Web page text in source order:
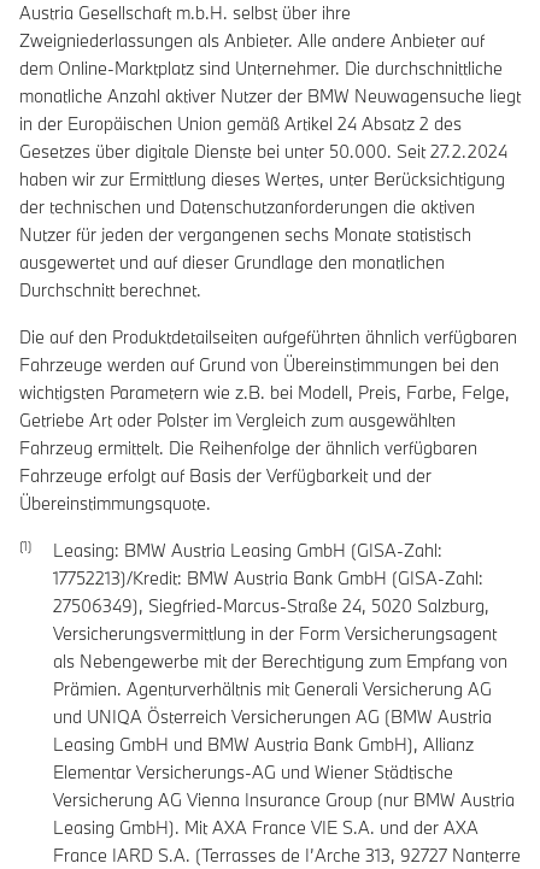
Austria Gesellschaft m.b.H. selbst über ihre
Zweigniederlassungen als Anbieter. Alle andere Anbieter auf
dem Online-Marktplatz sind Unternehmer. Die durchschnittliche
monatliche Anzahl aktiver Nutzer der BMW Neuwagensuche liegt
in der Europäischen Union gemäß Artikel 24 Absatz 2 des
Gesetzes über digitale Dienste bei unter 50.000. Seit 27.2.2024
haben wir zur Ermittlung dieses Wertes, unter Berücksichtigung
der technischen und Datenschutzanforderungen die aktiven
Nutzer für jeden der vergangenen sechs Monate statistisch
ausgewertet und auf dieser Grundlage den monatlichen
Durchschnitt berechnet.
Die auf den Produktdetailseiten aufgeführten ähnlich verfügbaren
Fahrzeuge werden auf Grund von Übereinstimmungen bei den
wichtigsten Parametern wie z.B. bei Modell, Preis, Farbe, Felge,
Getriebe Art oder Polster im Vergleich zum ausgewählten
Fahrzeug ermittelt. Die Reihenfolge der ähnlich verfügbaren
Fahrzeuge erfolgt auf Basis der Verfügbarkeit und der
Übereinstimmungsquote.
Leasing: BMW Austria Leasing GmbH (GISA-Zahl:
17752213)/Kredit: BMW Austria Bank GmbH (GISA-Zahl:
27506349), Siegfried-Marcus-Straße 24, 5020 Salzburg,
Versicherungsvermittlung in der Form Versicherungsagent
als Nebengewerbe mit der Berechtigung zum Empfang von
Prämien. Agenturverhältnis mit Generali Versicherung AG
und UNIQA Österreich Versicherungen AG (BMW Austria
Leasing GmbH und BMW Austria Bank GmbH), Allianz
Elementar Versicherungs-AG und Wiener Städtische
Versicherung AG Vienna Insurance Group (nur BMW Austria
Leasing GmbH). Mit AXA France VIE S.A. und der AXA
France IARD S.A. (Terrasses de I’Arche 313, 92727 Nanterre